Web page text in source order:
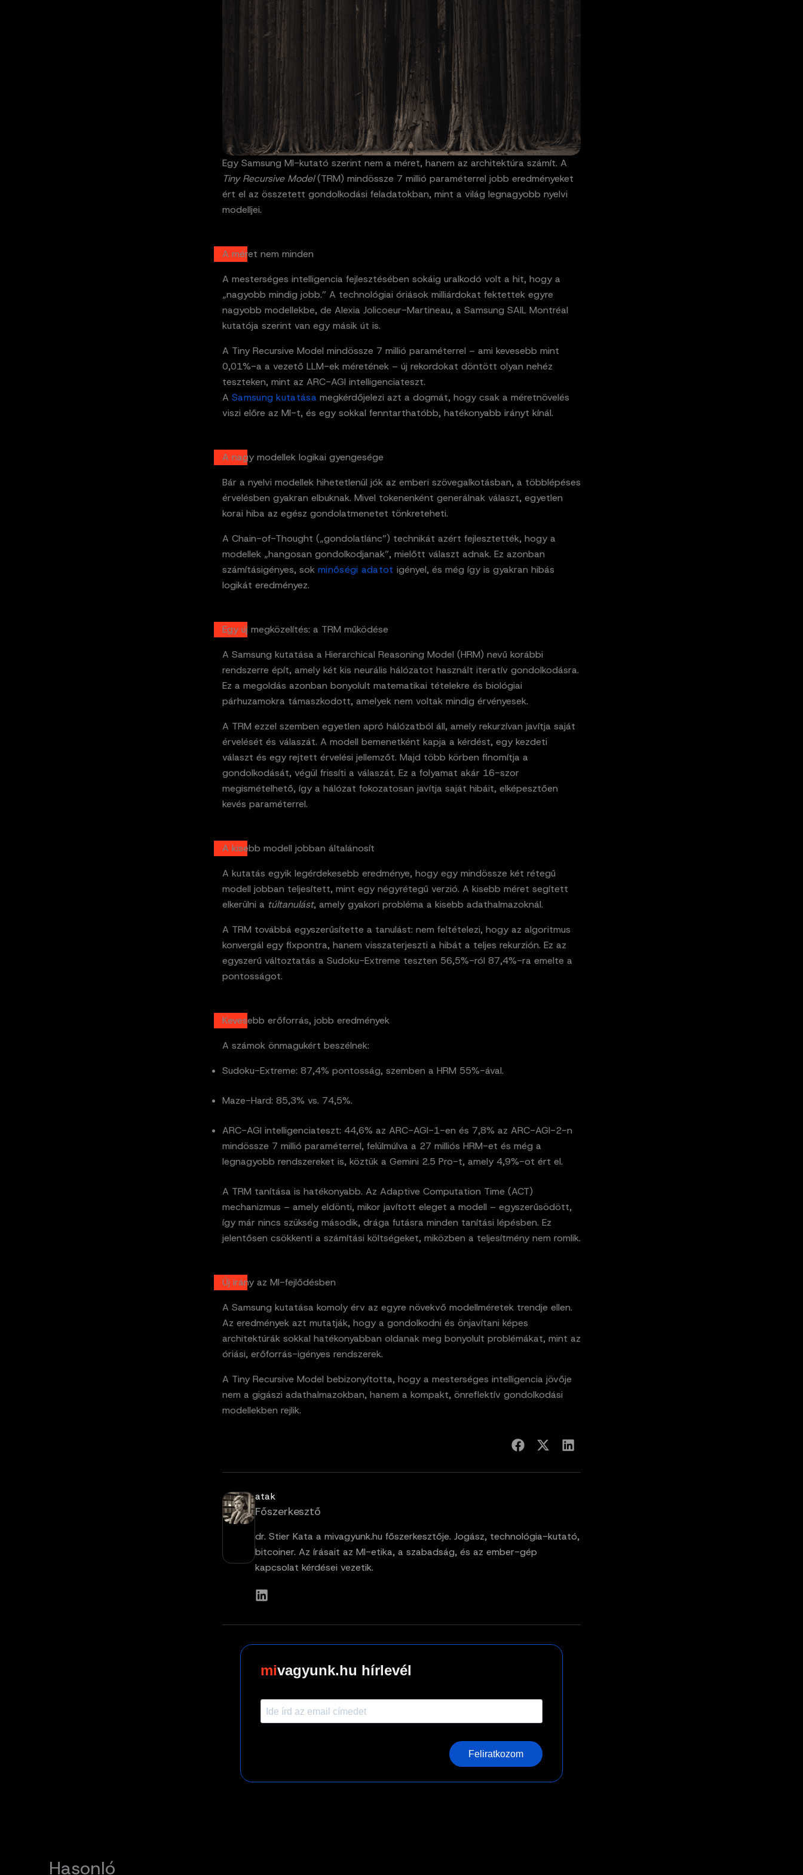
Egy Samsung MI-kutató szerint nem a méret, hanem az architektúra számít. A
Tiny Recursive Model(TRM) mindössze 7 millió paraméterrel jobb eredményeket
ért el az összetett gondolkodási feladatokban, mint a világ legnagyobb nyelvi
modelljei.
A méret nem minden
A mesterséges intelligencia fejlesztésében sokáig uralkodó volt a hit, hogy a
„nagyobb mindig jobb.” A technológiai óriások milliárdokat fektettek egyre
nagyobb modellekbe, de Alexia Jolicoeur-Martineau, a Samsung SAIL Montréal
kutatója szerint van egy másik út is.
A Tiny Recursive Model mindössze 7 millió paraméterrel – ami kevesebb mint
0,01%-a a vezető LLM-ek méretének – új rekordokat döntött olyan nehéz
teszteken, mint az ARC-AGI intelligenciateszt.
A Samsung kutatása megkérdőjelezi azt a dogmát, hogy csak a méretnövelés
viszi előre az MI-t, és egy sokkal fenntarthatóbb, hatékonyabb irányt kínál.
A nagy modellek logikai gyengesége
Bár a nyelvi modellek hihetetlenül jók az emberi szövegalkotásban, a többlépéses
érvelésben gyakran elbuknak. Mivel tokenenként generálnak választ, egyetlen
korai hiba az egész gondolatmenetet tönkreteheti.
A Chain-of-Thought („gondolatlánc”) technikát azért fejlesztették, hogy a
modellek „hangosan gondolkodjanak”, mielőtt választ adnak. Ez azonban
számításigényes, sok minőségi adatot igényel, és még így is gyakran hibás
logikát eredményez.
Egy új megközelítés: a TRM működése
A Samsung kutatása a Hierarchical Reasoning Model (HRM) nevű korábbi
rendszerre épít, amely két kis neurális hálózatot használt iteratív gondolkodásra.
Ez a megoldás azonban bonyolult matematikai tételekre és biológiai
párhuzamokra támaszkodott, amelyek nem voltak mindig érvényesek.
A TRM ezzel szemben egyetlen apró hálózatból áll, amely rekurzívan javítja saját
érvelését és válaszát. A modell bemenetként kapja a kérdést, egy kezdeti
választ és egy rejtett érvelési jellemzőt. Majd több körben finomítja a
gondolkodását, végül frissíti a válaszát. Ez a folyamat akár 16-szor
megismételhető, így a hálózat fokozatosan javítja saját hibáit, elképesztően
kevés paraméterrel.
A kisebb modell jobban általánosít
A kutatás egyik legérdekesebb eredménye, hogy egy mindössze két rétegű
modell jobban teljesített, mint egy négyrétegű verzió. A kisebb méret segített
elkerülni a túltanulást, amely gyakori probléma a kisebb adathalmazoknál.
A TRM továbbá egyszerűsítette a tanulást: nem feltételezi, hogy az algoritmus
konvergál egy fixpontra, hanem visszaterjeszti a hibát a teljes rekurzión. Ez az
egyszerű változtatás a Sudoku-Extreme teszten 56,5%-ról 87,4%-ra emelte a
pontosságot.
Kevesebb erőforrás, jobb eredmények
A számok önmagukért beszélnek:
Sudoku-Extreme: 87,4% pontosság, szemben a HRM 55%-ával.
Maze-Hard: 85,3% vs. 74,5%.
ARC-AGI intelligenciateszt: 44,6% az ARC-AGI-1-en és 7,8% az ARC-AGI-2-n
mindössze 7 millió paraméterrel, felülmúlva a 27 milliós HRM-et és még a
legnagyobb rendszereket is, köztük a Gemini 2.5 Pro-t, amely 4,9%-ot ért el.
A TRM tanítása is hatékonyabb. Az Adaptive Computation Time (ACT)
mechanizmus – amely eldönti, mikor javított eleget a modell – egyszerűsödött,
így már nincs szükség második, drága futásra minden tanítási lépésben. Ez
jelentősen csökkenti a számítási költségeket, miközben a teljesítmény nem romlik.
Új irány az MI-fejlődésben
A Samsung kutatása komoly érv az egyre növekvő modellméretek trendje ellen.
Az eredmények azt mutatják, hogy a gondolkodni és önjavítani képes
architektúrák sokkal hatékonyabban oldanak meg bonyolult problémákat, mint az
óriási, erőforrás-igényes rendszerek.
A Tiny Recursive Model bebizonyította, hogy a mesterséges intelligencia jövője
nem a gigászi adathalmazokban, hanem a kompakt, önreflektív gondolkodási
modellekben rejlik.
atak
Főszerkesztő
dr. Stier Kata a mivagyunk.hu főszerkesztője. Jogász, technológia-kutató,
bitcoiner. Az írásait az MI-etika, a szabadság, és az ember-gép
kapcsolat kérdései vezetik.
vagyunk.hu hírlevél
Feliratkozom
Hasonló